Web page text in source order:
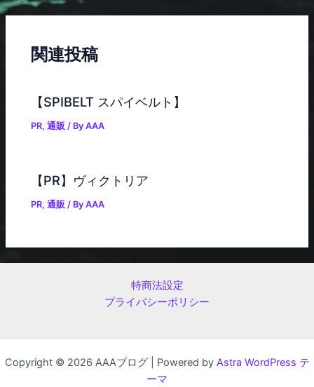
関連投稿
【SPIBELT スパイベルト】
PR,通販 / ByAAA
【PR】ヴィクトリア
PR,通販 / ByAAA
特商法設定
プライバシーポリシー
Copyright © 2026 AAAブログ | Powered by Astra WordPress テ
ーマ